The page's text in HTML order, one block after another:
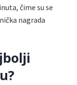
čime su se
nagrada